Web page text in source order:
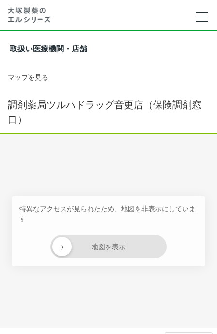
取扱い医療機関・店舗
マップを見る
調剤薬局ツルハドラッグ音更店（保険調剤窓
口）
特異なアクセスが見られたため、地図を非表示にしていま
す
地図を表示
›